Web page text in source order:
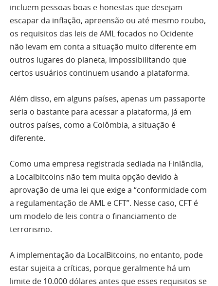
incluem pessoas boas e honestas que desejam
escapar da inflação, apreensão ou até mesmo roubo,
os requisitos das leis de AML focados no Ocidente
não levam em conta a situação muito diferente em
outros lugares do planeta, impossibilitando que
certos usuários continuem usando a plataforma.
Além disso, em alguns países, apenas um passaporte
seria o bastante para acessar a plataforma, já em
outros países, como a Colômbia, a situação é
diferente.
Como uma empresa registrada sediada na Finlândia,
a Localbitcoins não tem muita opção devido à
aprovação de uma lei que exige a “conformidade com
a regulamentação de AML e CFT”. Nesse caso, CFT é
um modelo de leis contra o financiamento de
terrorismo.
A implementação da LocalBitcoins, no entanto, pode
estar sujeita a críticas, porque geralmente há um
limite de 10.000 dólares antes que esses requisitos se